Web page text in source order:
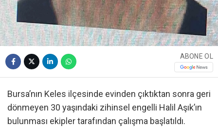
ABONE OL
Bursa’nın Keles ilçesinde evinden çıktıktan sonra geri
dönmeyen 30 yaşındaki zihinsel engelli Halil Aşık’ın
bulunması ekipler tarafından çalışma başlatıldı.